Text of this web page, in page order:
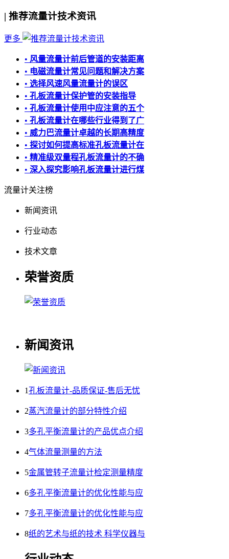
| 推荐流量计技术资讯
更多
• 风量流量计前后管道的安装距离
• 电磁流量计常见问题和解决方案
• 选择风速风量流量计的误区
• 孔板流量计保护管的安装指导
• 孔板流量计使用中应注意的五个
• 孔板流量计在哪些行业得到了广
• 威力巴流量计卓越的长期高精度
• 探讨如何提高标准孔板流量计在
• 精准级双量程孔板流量计的不确
• 深入探究影响孔板流量计进行煤
流量计关注榜
新闻资讯
行业动态
技术文章
荣誉资质
新闻资讯
1孔板流量计-品质保证-售后无忧
2蒸汽流量计的部分特性介绍
3多孔平衡流量计的产品优点介绍
4气体流量测量的方法
5金属管转子流量计检定测量精度
6多孔平衡流量计的优化性能与应
7多孔平衡流量计的优化性能与应
8纸的艺术与纸的技术 科学仪器与